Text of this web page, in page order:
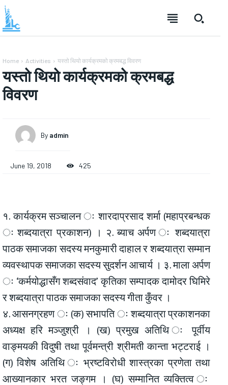
Home Activities यस्तो थियो कार्यक्रमको क्रमबद्ध विवरण
यस्तो थियो कार्यक्रमको क्रमबद्ध
विवरण
By admin
June 19, 2018 425
१. कार्यक्रम सञ्चालन ः शारदाप्रसाद शर्मा (महाप्रबन्धक
ः शब्दयात्रा प्रकाशन) । २. ब्याच अर्पण ः शब्दयात्रा
पाठक समाजका सदस्य मनकुमारी दाहाल र शब्दयात्रा सम्मान
व्यवस्थापक समाजका सदस्य सुदर्शन आचार्य । ३. माला अर्पण
ः ‘कर्मयोद्धासँग शब्दसंवाद’ कृतिका सम्पादक दामोदर घिमिरे
र शब्दयात्रा पाठक समाजका सदस्य गीता कुँवर ।
४. आसनग्रहण ः (क) सभापति ः शब्दयात्रा प्रकाशनका
अध्यक्ष हरि मञ्जुश्री । (ख) प्रमुख अतिथि ः पूर्वीय
वाङ्मयकी विदुषी तथा पूर्वमन्त्री श्रीमती कान्ता भट्टराई ।
(ग) विशेष अतिथि ः भ्रष्टविरोधी शास्त्रका प्रणेता तथा
आख्यानकार भरत जङ्गम । (घ) सम्मानित व्यक्तित्व ः